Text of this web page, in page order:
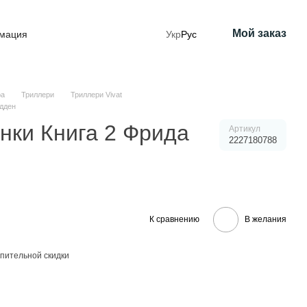
УкрРус Мой заказ
Триллери
Триллери Vivat
Книга 2 Фрида Артикул
2227180788
К сравнению В желания
скидки